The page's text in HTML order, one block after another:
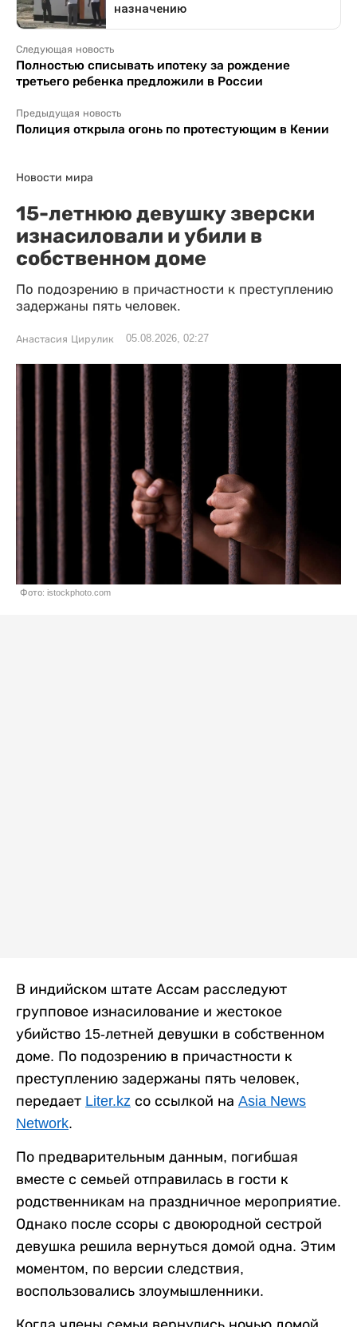
Следующая новость
Полностью списывать ипотеку за рождение
третьего ребенка предложили в России
Предыдущая новость
Полиция открыла огонь по протестующим в Кении
Новости мира
15-летнюю девушку зверски
изнасиловали и убили в
собственном доме
По подозрению в причастности к преступлению
задержаны пять человек.
Анастасия Цирулик 05.08.2026, 02:27
Фото: istockphoto.com
В индийском штате Ассам расследуют
групповое изнасилование и жестокое
убийство 15-летней девушки в собственном
доме. По подозрению в причастности к
преступлению задержаны пять человек,
передает Liter.kz со ссылкой на Asia News
Network.
По предварительным данным, погибшая
вместе с семьей отправилась в гости к
родственникам на праздничное мероприятие.
Однако после ссоры с двоюродной сестрой
девушка решила вернуться домой одна. Этим
моментом, по версии следствия,
воспользовались злоумышленники.